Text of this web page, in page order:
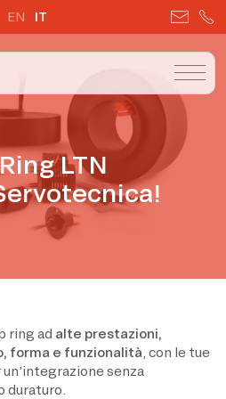
EN IT
LTN
ring ad alte prestazioni,
forma e funzionalità , con le tue
senza
duraturo.